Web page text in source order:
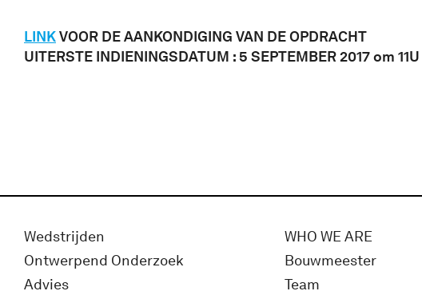
LINKVOOR DE AANKONDIGING VAN DE OPDRACHT
UITERSTE INDIENINGSDATUM : 5 SEPTEMBER 2017 om 11U
Wedstrijden
Ontwerpend Onderzoek
Advies
WHO WE ARE
Bouwmeester
Team